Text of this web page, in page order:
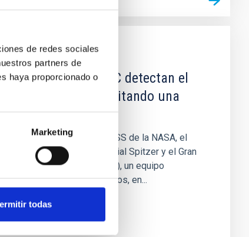
de redes sociales
partners de
haya proporcionado o
Marketing
todas
TESS, Spitzer y GTC detectan el
primer planeta orbitando una
enana blanca
Con datos del satélite TESS de la NASA, el
retirado telescopio espacial Spitzer y el Gran
Telescopio Canarias (GTC), un equipo
internacional de astrónomos, en...